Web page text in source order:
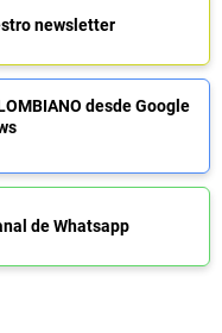
newsletter
desde Google
de Whatsapp